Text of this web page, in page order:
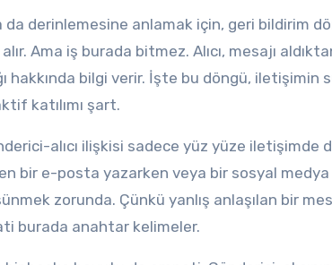
da derinlemesine anlamak için, geri bildirim
alır. Ama iş burada bitmez. Alıcı, mesajı
hakkında bilgi verir. İşte bu döngü,
katılımı şart.
alıcı ilişkisi sadece yüz yüze
bir e-posta yazarken veya bir sosyal medya
zorunda. Çünkü yanlış anlaşılan bir
burada anahtar kelimeler.